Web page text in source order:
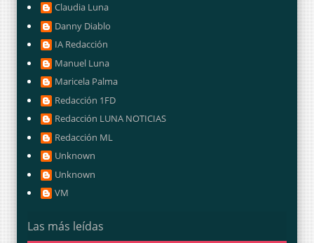
Claudia Luna
Danny Diablo
IA Redacción
Manuel Luna
Maricela Palma
Redacción 1FD
Redacción LUNA NOTICIAS
Redacción ML
Unknown
Unknown
VM
Las más leídas